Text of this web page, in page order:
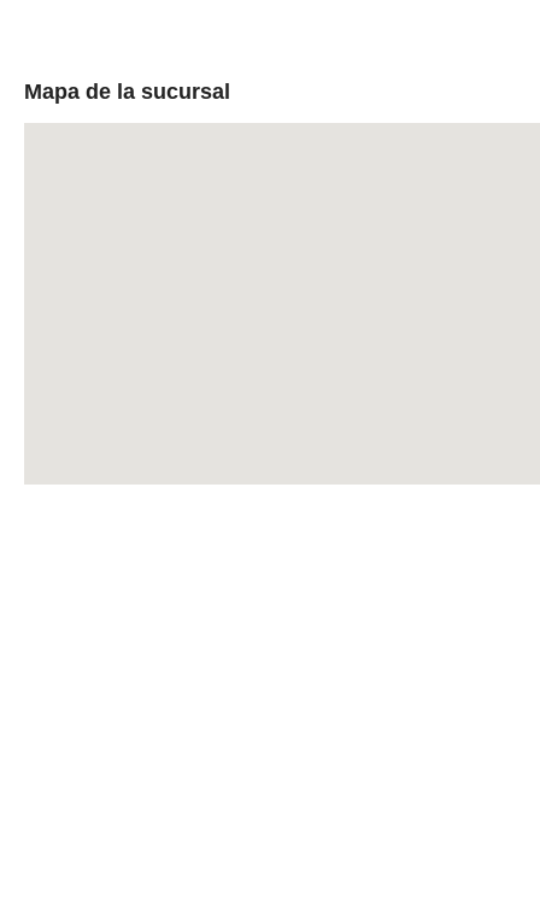
Mapa de la sucursal